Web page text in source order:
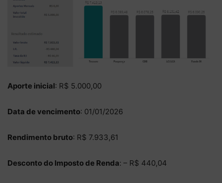
Aporte inicial: R$ 5.000,00
Data de vencimento: 01/01/2026
Rendimento bruto: R$ 7.933,61
Desconto do Imposto de Renda: – R$ 440,04